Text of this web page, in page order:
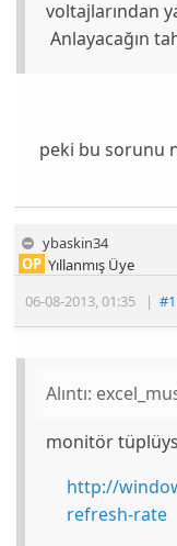
voltajlarından
Anlayacağın
peki bu sorunu
ybaskin34
06-08-2013,01:35 |
OP Yıllanmış Üye
Alıntı:
monitör
http://
refresh-rate